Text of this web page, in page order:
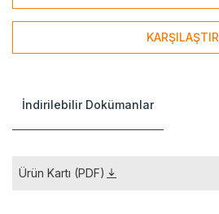
KARŞILAŞTIR
İndirilebilir Dokümanlar
Ürün Kartı (PDF)